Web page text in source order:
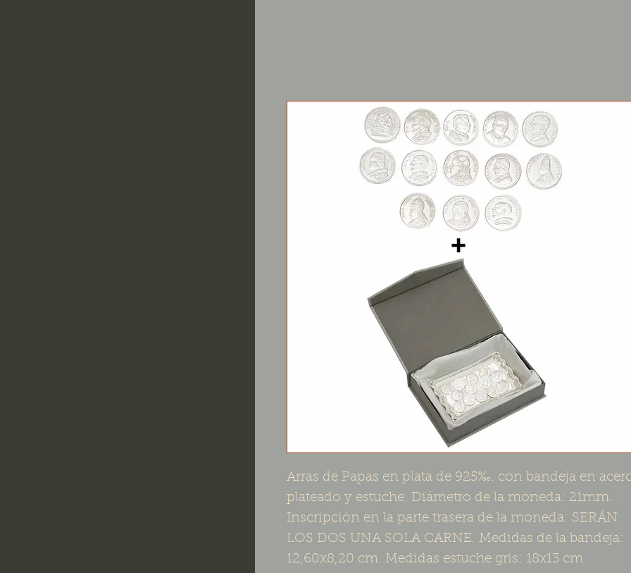
Arras de Papas en plata de 925‰. con bandeja en
plateado y estuche. Diámetro de la moneda: 21mm.
Inscripción en la parte trasera de la moneda: SERÁN
LOS DOS UNA SOLA CARNE. Medidas de la bandeja:
12,60x8,20 cm. Medidas estuche gris: 18x13 cm.